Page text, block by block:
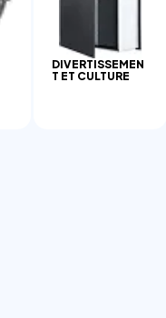
DIVERTISSEMEN
T ET CULTURE